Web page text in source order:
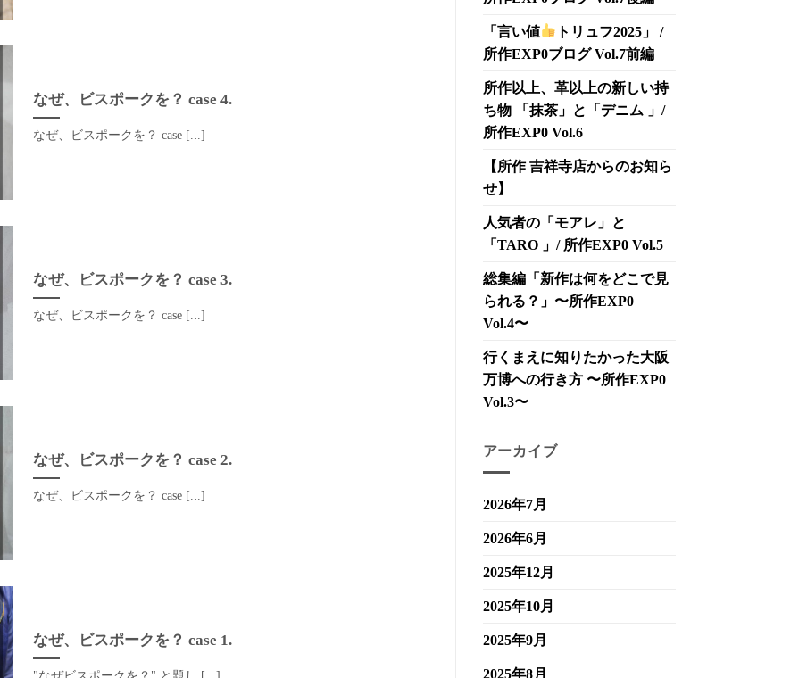
なぜ、ビスポークを？ case 4.
なぜ、ビスポークを？ case [...]
なぜ、ビスポークを？ case 3.
なぜ、ビスポークを？ case [...]
なぜ、ビスポークを？ case 2.
なぜ、ビスポークを？ case [...]
なぜ、ビスポークを？ case 1.
「言い値
トリュフ2025」 /
所作EXP0ブログ Vol.7前編
所作以上、革以上の新しい持
ち物 「抹茶」と「デニム 」/
所作EXP0 Vol.6
【所作 吉祥寺店からのお知ら
せ】
人気者の「モアレ」と
「TARO 」/ 所作EXP0 Vol.5
総集編「新作は何をどこで見
られる？」〜所作EXP0
Vol.4〜
行くまえに知りたかった大阪
万博への行き方 〜所作EXP0
Vol.3〜
アーカイブ
2026年7月
2026年6月
2025年12月
2025年10月
2025年9月
2025年8月